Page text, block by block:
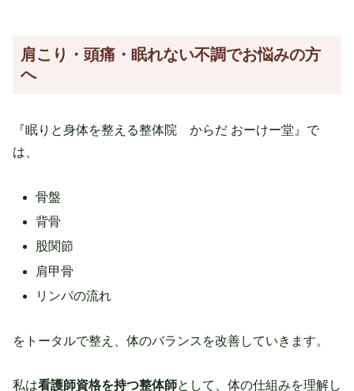
肩こり・頭痛・眠れない不調でお悩みの方
へ
『眠りと身体を整える整体院 からだ おーけー堂』で
は、
骨盤
背骨
股関節
肩甲骨
リンパの流れ
をトータルで整え、体のバランスを改善していきます。
私は看護師資格を持つ整体師として、体の仕組みを理解し